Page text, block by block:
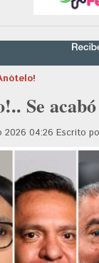
Se
2026 04:26 Escrito